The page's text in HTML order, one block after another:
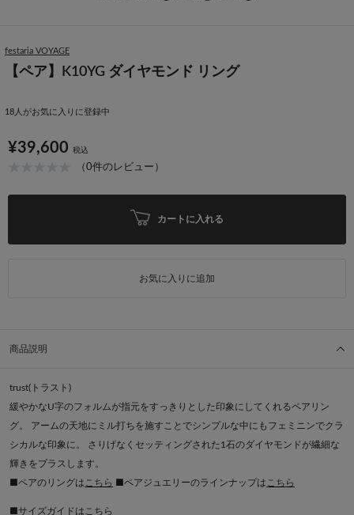
festaria VOYAGE
【ペア】K10YG ダイヤモンド リング
18 人がお気に入りに登録中
¥39,600 税込
（0件のレビュー）
カートに入れる
お気に入りに追加
商品説明
trust(トラスト)
緩やかなU字のフォルムが指元をすっきりとした印象にしてくれるペアリン
グ。 アームの天地にミル打ちを施すことでシンプルな中にもフェミニンでクラ
シカルな印象に。 さりげなくセッティングされた1石のダイヤモンドが繊細な
輝きをプラスします。
■ペアのリングは こちら ■ペアジュエリーのラインナップは こちら
■サイズガイドは こちら